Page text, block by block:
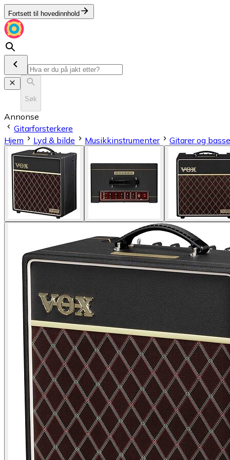
Fortsett til hovedinnhold
Søk
Annonse
Gitarforsterkere
Hjem
Lyd & bilde Musikkinstrumenter Gitarer og